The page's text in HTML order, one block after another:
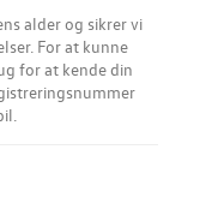
VW Connect
alder og sikrer vi
for at kende din